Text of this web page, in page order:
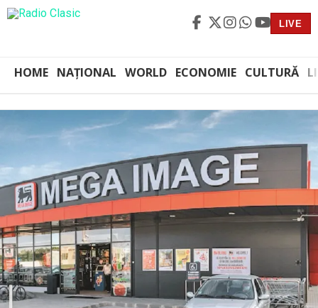
LIVE
HOME NAȚIONAL WORLD ECONOMIE CULTURĂ